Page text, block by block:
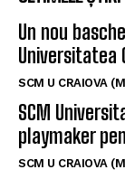
Un nou
Universitatea
SCM U CRAIOVA
SCM
playmaker
SCM U CRAIOVA